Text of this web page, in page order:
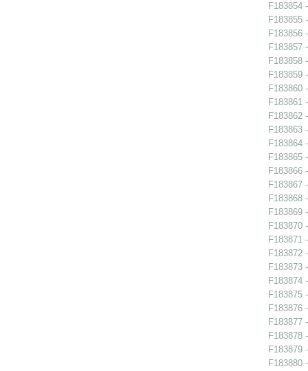
F183854
F183855
F183856
F183857
F183858
F183859
F183860
F183861
F183862
F183863
F183864
F183865
F183866
F183867
F183868
F183869
F183870
F183871
F183872
F183873
F183874
F183875
F183876
F183877
F183878
F183879
F183880